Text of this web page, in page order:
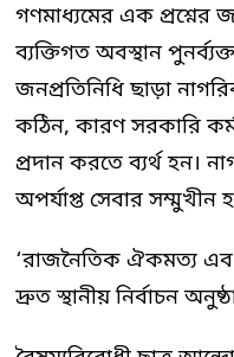
গণমাধ্যমের এক
ব্যক্তিগত অবস্থান
জনপ্রতিনিধি ছাড়া
কঠিন, কারণ সরকারি
প্রদান করতে ব্যর্থ হন।
অপর্যাপ্ত সেবার সম্মুখীন
‘রাজনৈতিক ঐকমত্য
দ্রুত স্থানীয় নির্বাচন